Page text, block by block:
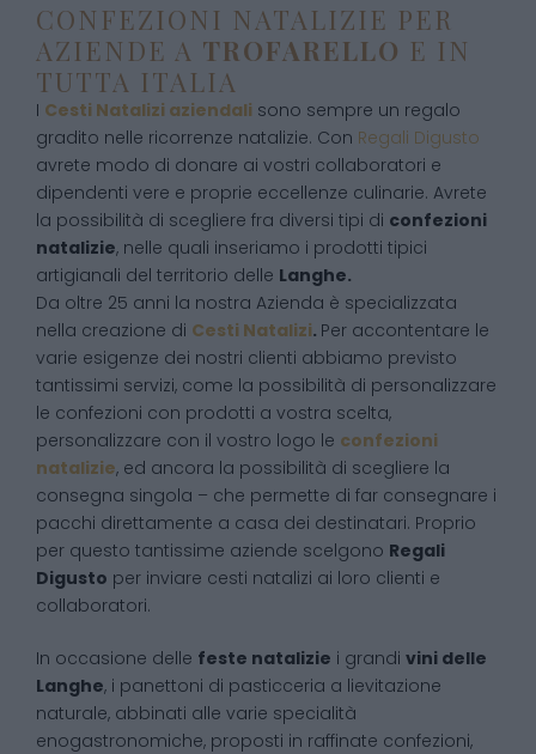
CONFEZIONI NATALIZIE PER
AZIENDE A TROFARELLO E IN
TUTTA ITALIA
I Cesti Natalizi aziendali sono sempre un regalo
gradito nelle ricorrenze natalizie. Con Regali Digusto
avrete modo di donare ai vostri collaboratori e
dipendenti vere e proprie eccellenze culinarie. Avrete
la possibilità di scegliere fra diversi tipi di confezioni
natalizie, nelle quali inseriamo i prodotti tipici
artigianali del territorio delle Langhe.
Da oltre 25 anni la nostra Azienda è specializzata
nella creazione di Cesti Natalizi. Per accontentare le
varie esigenze dei nostri clienti abbiamo previsto
tantissimi servizi, come la possibilità di personalizzare
le confezioni con prodotti a vostra scelta,
personalizzare con il vostro logo le confezioni
natalizie, ed ancora la possibilità di scegliere la
consegna singola – che permette di far consegnare i
pacchi direttamente a casa dei destinatari. Proprio
per questo tantissime aziende scelgono Regali
Digusto per inviare cesti natalizi ai loro clienti e
collaboratori.
In occasione delle feste natalizie i grandi vini delle
Langhe, i panettoni di pasticceria a lievitazione
naturale, abbinati alle varie specialità
enogastronomiche, proposti in raffinate confezioni,